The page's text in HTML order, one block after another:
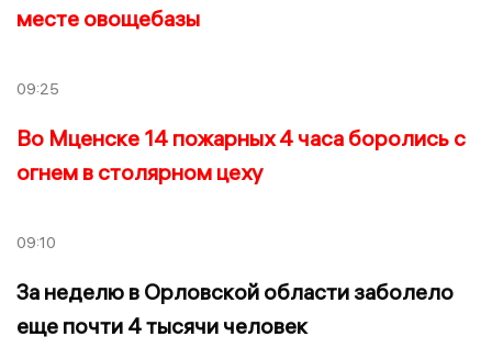
месте овощебазы
09:25
Во Мценске 14 пожарных 4 часа боролись с
огнем в столярном цеху
09:10
За неделю в Орловской области заболело
еще почти 4 тысячи человек